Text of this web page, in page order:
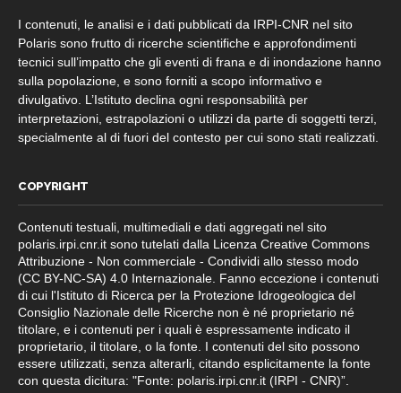
I contenuti, le analisi e i dati pubblicati da IRPI-CNR nel sito
Polaris sono frutto di ricerche scientifiche e approfondimenti
tecnici sull’impatto che gli eventi di frana e di inondazione hanno
sulla popolazione, e sono forniti a scopo informativo e
divulgativo. L’Istituto declina ogni responsabilità per
interpretazioni, estrapolazioni o utilizzi da parte di soggetti terzi,
specialmente al di fuori del contesto per cui sono stati realizzati.
COPYRIGHT
Contenuti testuali, multimediali e dati aggregati nel sito
polaris.irpi.cnr.it sono tutelati dalla Licenza Creative Commons
Attribuzione - Non commerciale - Condividi allo stesso modo
(CC BY-NC-SA) 4.0 Internazionale. Fanno eccezione i contenuti
di cui l'Istituto di Ricerca per la Protezione Idrogeologica del
Consiglio Nazionale delle Ricerche non è né proprietario né
titolare, e i contenuti per i quali è espressamente indicato il
proprietario, il titolare, o la fonte. I contenuti del sito possono
essere utilizzati, senza alterarli, citando esplicitamente la fonte
con questa dicitura: "Fonte: polaris.irpi.cnr.it (IRPI - CNR)”.